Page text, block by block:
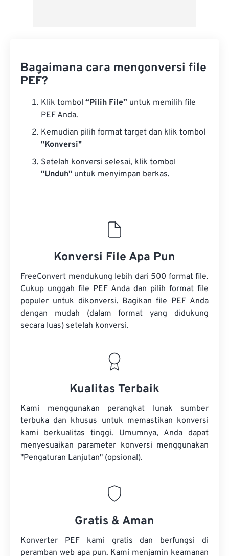
Bagaimana cara mengonversi file
PEF?
Klik tombol “Pilih File” untuk memilih file
PEF Anda.
Kemudian pilih format target dan klik tombol
"Konversi"
Setelah konversi selesai, klik tombol
"Unduh" untuk menyimpan berkas.
Konversi File Apa Pun
FreeConvert mendukung lebih dari 500 format file.
Cukup unggah file PEF Anda dan pilih format file
populer untuk dikonversi. Bagikan file PEF Anda
dengan mudah (dalam format yang didukung
secara luas) setelah konversi.
Kualitas Terbaik
Kami menggunakan perangkat lunak sumber
terbuka dan khusus untuk memastikan konversi
kami berkualitas tinggi. Umumnya, Anda dapat
menyesuaikan parameter konversi menggunakan
"Pengaturan Lanjutan" (opsional).
Gratis & Aman
Konverter PEF kami gratis dan berfungsi di
peramban web apa pun. Kami menjamin keamanan